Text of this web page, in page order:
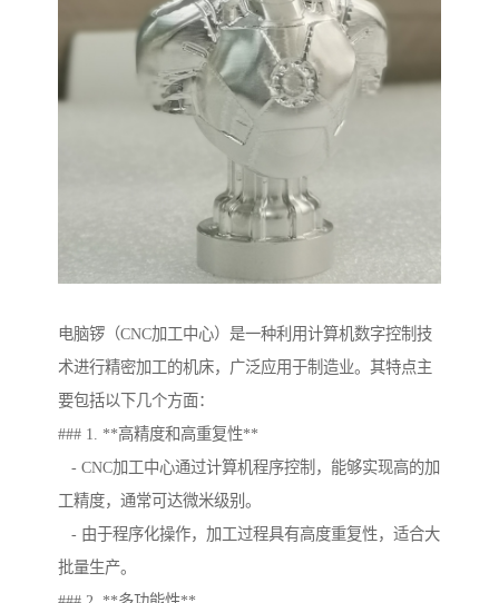
电脑锣（CNC加工中心）是一种利用计算机数字控制技
术进行精密加工的机床，广泛应用于制造业。其特点主
要包括以下几个方面：
### 1. **高精度和高重复性**
- CNC加工中心通过计算机程序控制，能够实现高的加
工精度，通常可达微米级别。
- 由于程序化操作，加工过程具有高度重复性，适合大
批量生产。